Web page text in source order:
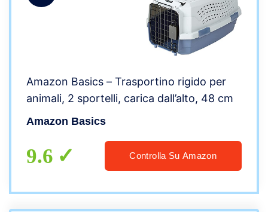
Amazon Basics – Trasportino rigido per
animali, 2 sportelli, carica dall’alto, 48 cm
Amazon Basics
9.6 Controlla Su Amazon